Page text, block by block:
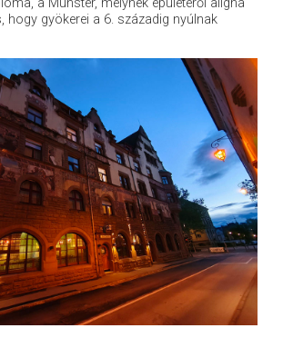
hogy gyökerei a 6. századig nyúlnak